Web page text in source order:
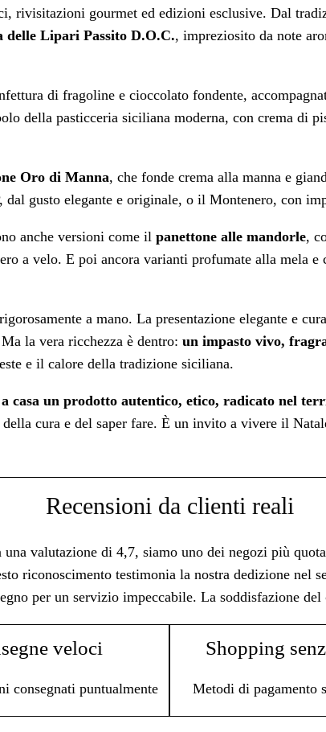
rivisitazioni gourmet ed edizioni esclusive. Dal
delle Lipari Passito D.O.C., impreziosito da note
di fragoline e cioccolato fondente,
della pasticceria siciliana moderna, con crema di
Oro di Manna, che fonde crema alla manna e
gusto elegante e originale, o il Montenero, con
anche versioni come il panettone alle mandorle,
a velo. E poi ancora varianti profumate alla mela
a mano. La presentazione elegante e
la vera ricchezza è dentro: un impasto vivo,
e il calore della tradizione siciliana.
casa un prodotto autentico, etico, radicato nel
cura e del saper fare. È un invito a vivere il
Recensioni da clienti reali
una valutazione di 4,7, siamo uno dei negozi più
riconoscimento testimonia la nostra dedizione nel
per un servizio impeccabile. La soddisfazione
veloci
consegnati puntualmente
Shopping
Metodi di pagamento